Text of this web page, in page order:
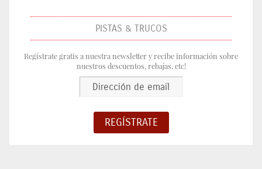
PISTAS & TRUCOS
Regístrate gratis a nuestra newsletter y recibe información sobre
nuestros descuentos, rebajas, etc!